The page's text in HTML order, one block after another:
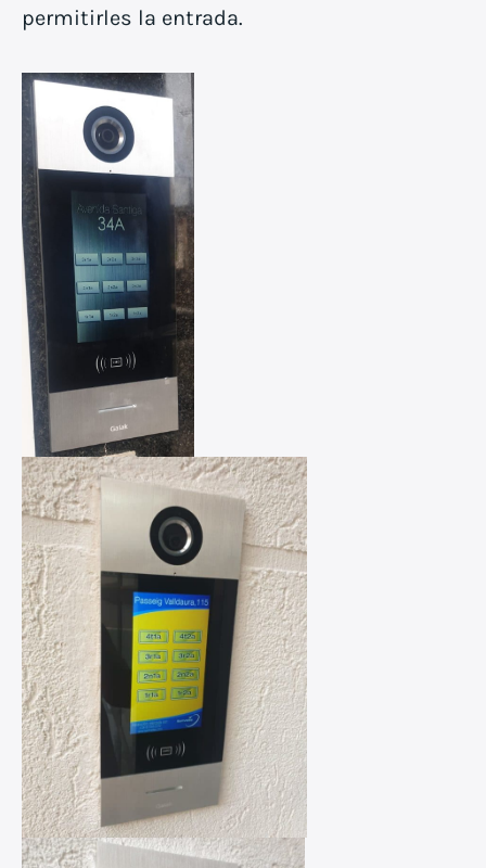
permitirles la entrada.